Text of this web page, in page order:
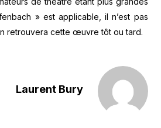
» est applicable, il n’est pas
retrouvera cette œuvre tôt ou tard.
Laurent Bury